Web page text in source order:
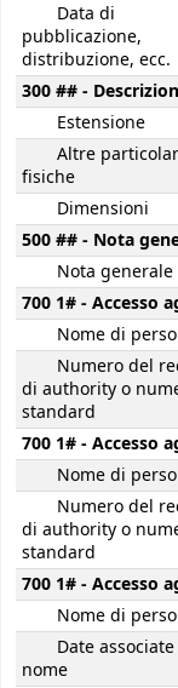
Data di
pubblicazione,
distribuzione, ecc.
300 ## -
Estensione
Altre
fisiche
Dimensioni
500 ## - Nota
Nota generale
700 1# - Accesso
Nome di
Numero del
di authority o
standard
700 1# - Accesso
Nome di
Numero del
di authority o
standard
700 1# - Accesso
Nome di
Date
nome